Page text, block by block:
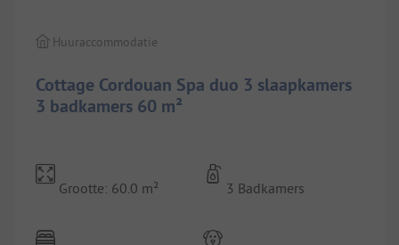
Cottage Cordouan Spa duo 3 slaapkamers
3 badkamers 60 m²
Huuraccommodatie
Grootte: 60.0 m² 3 Badkamers